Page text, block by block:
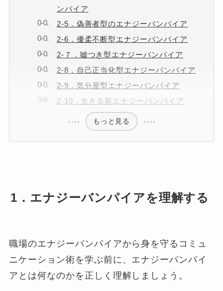
ンパイア
2-5．偽善者型のエナジーバンパイア
2-6．優柔不断型エナジーバンパイア
2-７．嘘つき型エナジーバンパイア
2-8．自己正当化型エナジーバンパイア
2-9．気分屋型エナジーバンパイア
2-10．生きる屍エナジーバンパイア
もっと見る
1．エナジーバンパイアを理解する
職場のエナジーバンパイアから身を守るコミュ
ニケーション術を学ぶ前に、エナジーバンパイ
アとは何なのかを正しく理解しましょう。